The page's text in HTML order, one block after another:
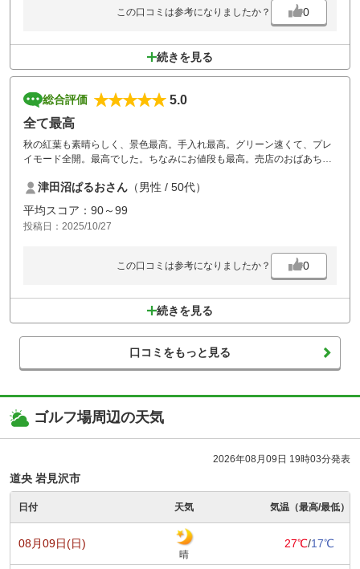
それでも、なんとか平均スコアで回れまっした（＾＾）
今年もよろしくお願いします。
追伸：前のパーティーが、ボールマークを修繕せず回っていました。
朝の受付時に注意を促したらどうでしょう。
他の処でやってました。
ルールを半分無視したプレーヤーが増えているので、是非に（＾
この口コミは参考になりましたか？ 0
続きを見る
総合評価
5.0
全て最高
秋の紅葉も素晴らしく、景色最高。手入れ最高。グリーン速くて、プレ
イモード全開。最高でした。ちなみにお値段も最高。売店のおばあちゃ
津田沼ぱるおさん （男性 / 50代）
平均スコア：90～99
投稿日：2025/10/27
この口コミは参考になりましたか？ 0
続きを見る
口コミをもっと見る
ゴルフ場周辺の天気
2026年08月09日 19時03分発表
道央 岩見沢市
日付 天気 気温（最高/最低）
08月09日(日)
晴
27℃/17℃